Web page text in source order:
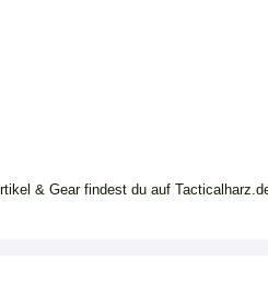
& Gear findest du auf